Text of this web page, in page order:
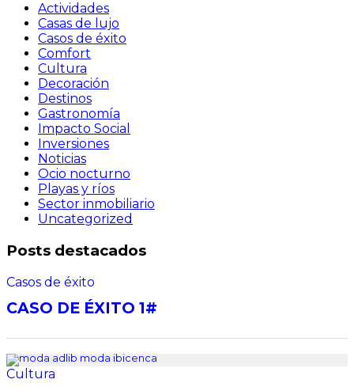
Actividades
Casas de lujo
Casos de éxito
Comfort
Cultura
Decoración
Destinos
Gastronomía
Impacto Social
Inversiones
Noticias
Ocio nocturno
Playas y ríos
Sector inmobiliario
Uncategorized
Posts destacados
Casos de éxito
CASO DE ÉXITO 1#
Cultura